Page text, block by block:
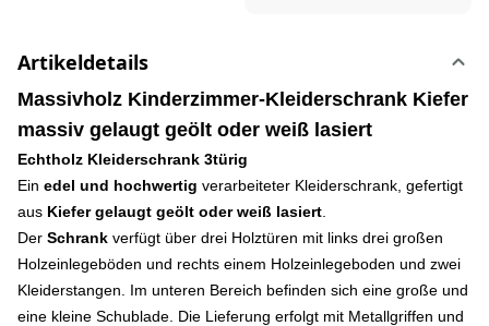
Artikeldetails
Massivholz Kinderzimmer-Kleiderschrank Kiefer
massiv gelaugt geölt oder weiß lasiert
Echtholz Kleiderschrank 3türig
Ein edel und hochwertig verarbeiteter Kleiderschrank, gefertigt
aus Kiefer gelaugt geölt oder weiß lasiert
Der Schrank verfügt über drei Holztüren mit links drei großen
Holzeinlegeböden und rechts einem Holzeinlegeboden und zwei
Kleiderstangen. Im unteren Bereich befinden sich eine große und
eine kleine Schublade. Die Lieferung erfolgt mit Metallgriffen und